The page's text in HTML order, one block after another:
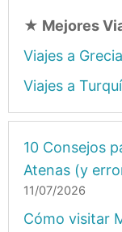
★ Mejores
Viajes a Grecia
Viajes a
10 Consejos
Atenas (y
11/07/2026
Cómo visitar